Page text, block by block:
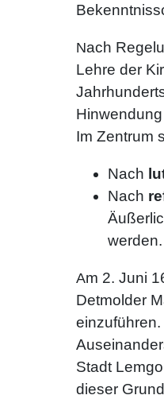
Nach
Lehre der
Im Zentrum
Nach
Nach
Am 2. Juni
Detmolder
Stadt
dieser